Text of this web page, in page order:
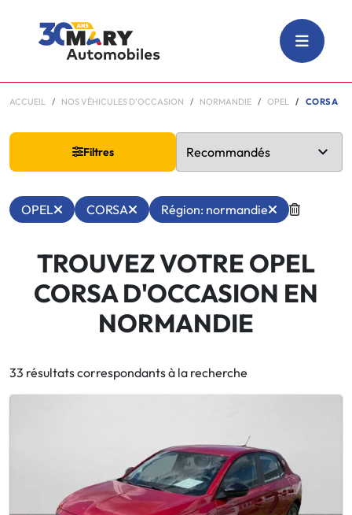
ACCUEIL NOS VÉHICULES D'OCCASION NORMANDIE OPEL CORSA
Filtres
OPEL CORSA Région: normandie
TROUVEZ VOTRE OPEL
CORSA D'OCCASION EN
NORMANDIE
33 résultats correspondants à la recherche